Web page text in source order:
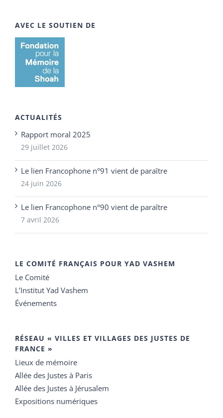
AVEC LE SOUTIEN DE
ACTUALITÉS
Rapport moral 2025
29 juillet 2026
Le lien Francophone n°91 vient de paraître
24 juin 2026
Le lien Francophone n°90 vient de paraître
7 avril 2026
LE COMITÉ FRANÇAIS POUR YAD VASHEM
Le Comité
L’Institut Yad Vashem
Événements
RÉSEAU « VILLES ET VILLAGES DES JUSTES DE
FRANCE »
Lieux de mémoire
Allée des Justes à Paris
Allée des Justes à Jérusalem
Expositions numériques